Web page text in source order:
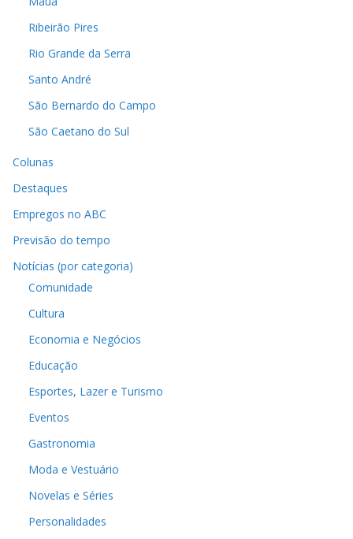
Ribeirão Pires
Rio Grande da Serra
Santo André
São Bernardo do Campo
São Caetano do Sul
Colunas
Destaques
Empregos no ABC
Previsão do tempo
Notícias (por categoria)
Comunidade
Cultura
Economia e Negócios
Educação
Esportes, Lazer e Turismo
Eventos
Gastronomia
Moda e Vestuário
Novelas e Séries
Personalidades